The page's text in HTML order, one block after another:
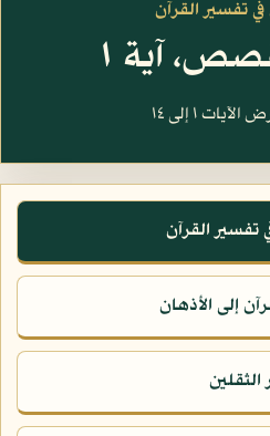
تفسير القرآن
آية ١
١ إلى ١٤
تفسير القرآن
إلى الأذهان
الثقلين